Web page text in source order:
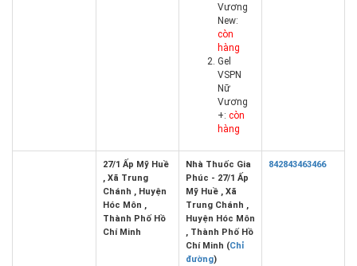
Vương
New:
còn
hàng
Gel
VSPN
Nữ
Vương
+: còn
hàng
27/1 Ấp Mỹ Huề
, Xã Trung
Chánh , Huyện
Hóc Môn ,
Thành Phố Hồ
Chí Minh
Nhà Thuốc Gia
Phúc - 27/1 Ấp
Mỹ Huề , Xã
Trung Chánh ,
Huyện Hóc Môn
, Thành Phố Hồ
Chí Minh (Chỉ
đường)
842843463466